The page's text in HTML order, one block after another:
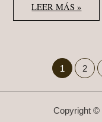
VARIOUS
ARTISTS
“SAD
DIGITAL
ALBUM,
ANTHOLOGY
LEER MÁS »
1 2
Copyright ©